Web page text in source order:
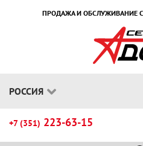
ПРОДАЖА И ОБСЛУЖИВАНИЕ
РОССИЯ
+7 (351) 223-63-15